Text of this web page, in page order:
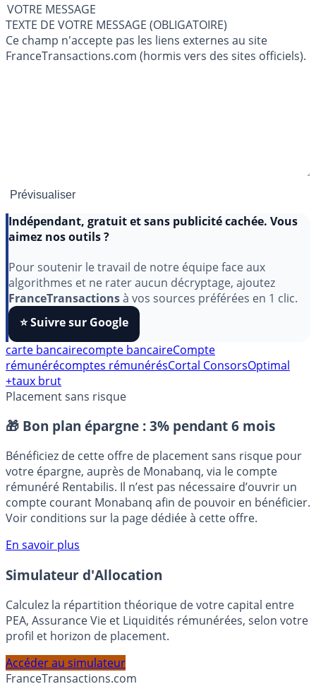
VOTRE MESSAGE
TEXTE DE VOTRE MESSAGE (OBLIGATOIRE)
Ce champ n'accepte pas les liens externes au site
FranceTransactions.com (hormis vers des sites officiels).
Indépendant, gratuit et sans publicité cachée. Vous
Pour soutenir le travail de notre équipe face aux
algorithmes et ne rater aucun décryptage, ajoutez
FranceTransactionsà vos sources préférées en 1 clic.
⭐️ Suivre sur Google
carte bancairecompte bancaireCompte
rémunérécomptes rémunérés
+taux brut
Placement sans risque
🎁 Bon plan épargne : 3% pendant 6 mois
Bénéficiez de cette offre de placement sans risque pour
votre épargne, auprès de Monabanq, via le compte
rémunéré Rentabilis. Il n’est pas nécessaire d’ouvrir un
compte courant Monabanq afin de pouvoir en bénéficier.
Voir conditions sur la page dédiée à cette offre.
En savoir plus
Simulateur d'Allocation
Calculez la répartition théorique de votre capital entre
PEA, Assurance Vie et Liquidités rémunérées, selon votre
profil et horizon de placement.
Accéder au simulateur